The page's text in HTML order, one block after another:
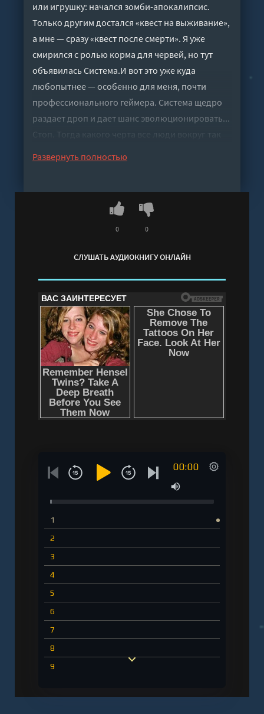
или игрушку: начался зомби-апокалипсис.
Только другим достался «квест на выживание»,
а мне — сразу «квест после смерти». Я уже
смирился с ролью корма для червей, но тут
объявилась Система.И вот это уже куда
любопытнее — особенно для меня, почти
профессионального геймера. Система щедро
раздает дроп и дает шанс эволюционировать...
Стоп. Тогда какого черта все люди вокруг так
Развернуть полностью
СЛУШАТЬ АУДИОКНИГУ ОНЛАЙН
0 0
00:00
1
2
3
4
5
6
7
8
9